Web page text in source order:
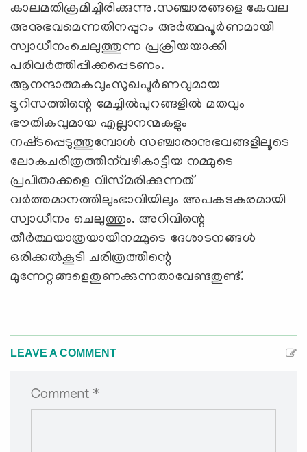
കാലമതിക്രമിച്ചിരിക്കുന്നു.സഞ്ചാരങ്ങളെ കേവല
അനുഭവമെന്നതിനപ്പുറം അര്‍ത്ഥപൂര്‍ണമായി
സ്വാധീനംചെലുത്തുന്ന പ്രക്രിയയാക്കി
പരിവര്‍ത്തിപ്പിക്കപ്പെടണം.
ആനന്ദാത്മകവുംസുഖപൂര്‍ണവുമായ
ടൂറിസത്തിന്റെ മേച്ചില്‍പുറങ്ങളില്‍ മതവും
ഭൗതികവുമായ എല്ലാനന്മകളും
നഷ്‌ടപ്പെടുത്തുമ്പോള്‍ സഞ്ചാരാനുഭവങ്ങളിലൂടെ
ലോകചരിത്രത്തിന്‌വഴികാട്ടിയ നമ്മുടെ
പ്രപിതാക്കളെ വിസ്‌മരിക്കുന്നത്‌
വര്‍ത്തമാനത്തിലുംഭാവിയിലും അപകടകരമായി
സ്വാധീനം ചെലുത്തും. അറിവിന്റെ
തീര്‍ത്ഥയാത്രയായിനമ്മുടെ ദേശാടനങ്ങള്‍
ഒരിക്കല്‍കൂടി ചരിത്രത്തിന്റെ
മുന്നേറ്റങ്ങളെതുണക്കുന്നതാവേണ്ടതുണ്ട്‌.
LEAVE A COMMENT
Comment *